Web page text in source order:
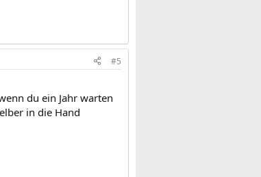
#5
du ein Jahr warten
in die Hand